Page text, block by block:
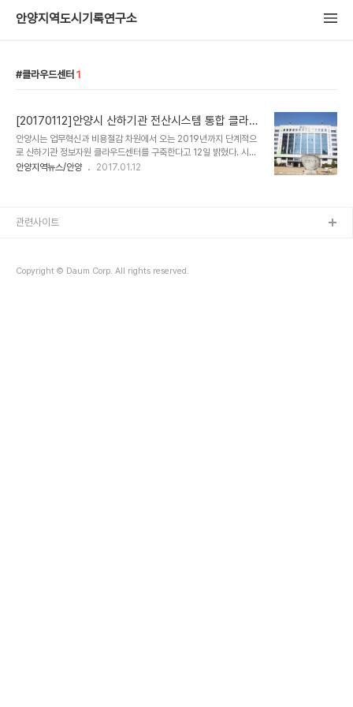
안양지역도시기록연구소
클라우드센터 1
[20170112]안양시 산하기관 전산시스템 통합 클라우
드센터 구축
안양시는 업무혁신과 비용절감 차원에서 오는 2019년까지 단계적으
로 산하기관 정보자원 클라우드센터를 구축한다고 12일 밝혔다. 시가
구축하게 될 클라우드센터는 기관 간 각기 따로 구축돼 있는 서버 등
및 수요에 따라 신축적으로 활용이 가능한 정보처리체계를 뜻하는‘클
사업은 노후 장비 교체시기에 맞춰 단계적으로 추진하..
안양지역뉴스/안양 2017.01.12
Copyright © Daum Corp. All rights reserved.
관련사이트